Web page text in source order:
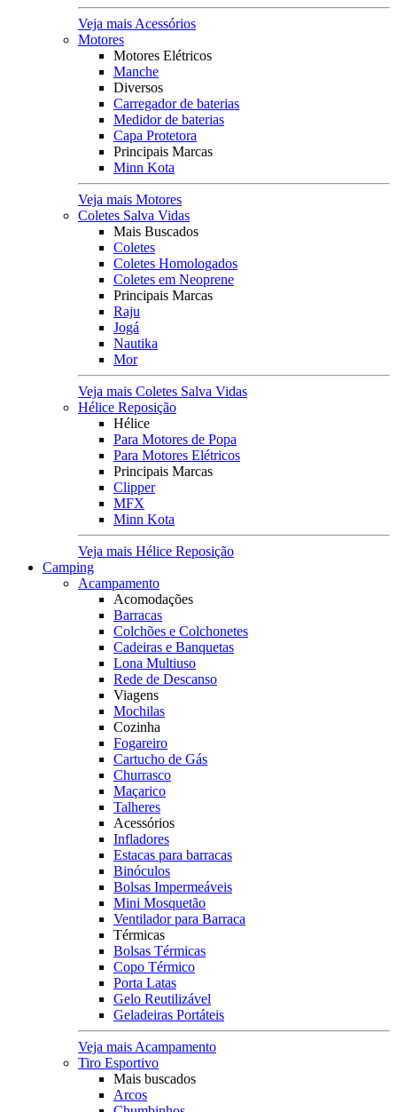
Veja mais Acessórios
Motores
Motores Elétricos
Manche
Diversos
Carregador de baterias
Medidor de baterias
Capa Protetora
Principais Marcas
Minn Kota
Veja mais Motores
Coletes Salva Vidas
Mais Buscados
Coletes
Coletes Homologados
Coletes em Neoprene
Principais Marcas
Raju
Jogá
Nautika
Mor
Veja mais Coletes Salva Vidas
Hélice Reposição
Hélice
Para Motores de Popa
Para Motores Elétricos
Principais Marcas
Clipper
MFX
Minn Kota
Veja mais Hélice Reposição
Camping
Acampamento
Acomodações
Barracas
Colchões e Colchonetes
Cadeiras e Banquetas
Lona Multiuso
Rede de Descanso
Viagens
Mochilas
Cozinha
Fogareiro
Cartucho de Gás
Churrasco
Maçarico
Talheres
Acessórios
Infladores
Estacas para barracas
Binóculos
Bolsas Impermeáveis
Mini Mosquetão
Ventilador para Barraca
Térmicas
Bolsas Térmicas
Copo Térmico
Porta Latas
Gelo Reutilizável
Geladeiras Portáteis
Veja mais Acampamento
Tiro Esportivo
Mais buscados
Arcos